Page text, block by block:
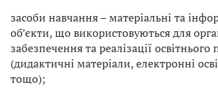
засоби навчання – матеріальні та
об’єкти, що використовуються для
забезпечення та реалізації освітнього
(дидактичні матеріали, електронні
тощо);